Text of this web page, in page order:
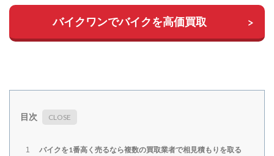
バイクワンでバイクを高価買取
目次
1
バイクを1番高く売るなら複数の買取業者で相見積もりを取る